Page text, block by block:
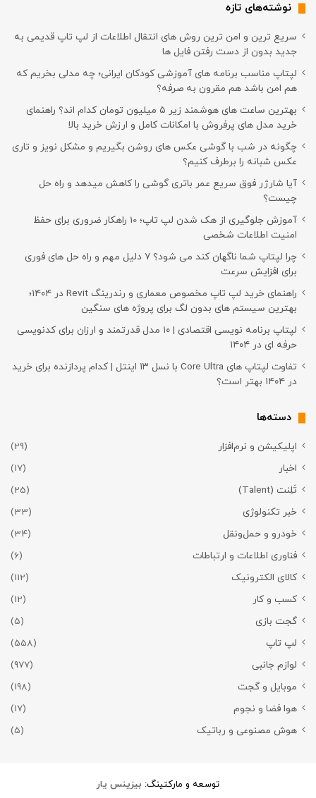
نوشته‌های تازه
سریع ترین و امن ترین روش های انتقال اطلاعات از لپ تاپ قدیمی به
جدید بدون از دست رفتن فایل ها
لپتاپ مناسب برنامه های آموزشی کودکان ایرانی؛ چه مدلی بخریم که
هم امن باشد هم مقرون به صرفه؟
بهترین ساعت های هوشمند زیر ۵ میلیون تومان کدام اند؟ راهنمای
خرید مدل های پرفروش با امکانات کامل و ارزش خرید بالا
چگونه در شب با گوشی عکس های روشن بگیریم و مشکل نویز و تاری
عکس شبانه را برطرف کنیم؟
آیا شارژر فوق سریع عمر باتری گوشی را کاهش میدهد و راه حل
چیست؟
آموزش جلوگیری از هک شدن لپ تاپ؛ 10 راهکار ضروری برای حفظ
امنیت اطلاعات شخصی
چرا لپتاپ شما ناگهان کند می شود؟ ۷ دلیل مهم و راه حل های فوری
برای افزایش سرعت
راهنمای خرید لپ تاپ مخصوص معماری و رندرینگ Revit در ۱۴۰۴؛
بهترین سیستم های بدون لگ برای پروژه های سنگین
لپتاپ برنامه نویسی اقتصادی | ۱۰ مدل قدرتمند و ارزان برای کدنویسی
حرفه ای در ۱۴۰۴
تفاوت لپتاپ های Core Ultra با نسل ۱۳ اینتل | کدام پردازنده برای خرید
در ۱۴۰۴ بهتر است؟
دسته‌ها
اپلیکیشن و نرم‌افزار
(29)
اخبار
(17)
تَلِنت (Talent)
(25)
خبر تکنولوژی
(33)
خودرو و حمل‌و‌نقل
(34)
فناوری اطلاعات و ارتباطات
(6)
کالای الکترونیک
(112)
کسب و کار
(12)
گجت بازی
(5)
لپ تاپ
(558)
لوازم جانبی
(977)
موبایل و گجت
(198)
هوا فضا و نجوم
(17)
هوش مصنوعی و رباتیک
(5)
توسعه و مارکتینگ: بیزینس یار